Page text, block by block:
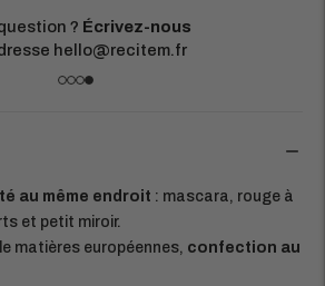
? Écrivez-nous
hello@recitem.fr
au même endroit : mascara, rouge à
et petit miroir.
matières européennes, confection au